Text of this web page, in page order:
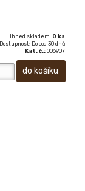
Ihned skladem: 0 ks
Dostupnost: Do cca 30 dnů
Kat. č.: 006907